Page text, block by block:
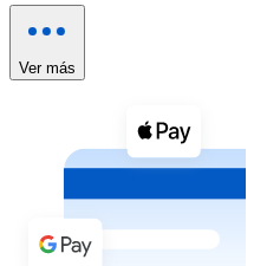
Efectivo
Comprar con efectivo
Transferencia SEPA
Añade fondos a tu
Ver más